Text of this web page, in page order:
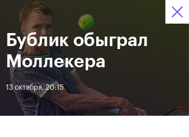
12–20 октября 2019
Ледовый Дворец
“Крылатское”
Новости
За все время Дата
Бублик обыграл
Моллекера
13 октября, 20:15